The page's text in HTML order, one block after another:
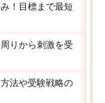
！目標まで最短
りから刺激を受
法や受験戦略の